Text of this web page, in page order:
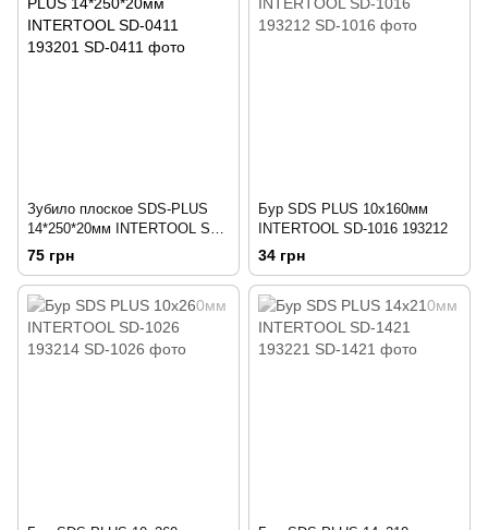
Зубило плоское SDS-PLUS
14*250*20мм INTERTOOL SD-
0411 193201
75 грн
Бур SDS PLUS 10x160мм
INTERTOOL SD-1016 193212
34 грн